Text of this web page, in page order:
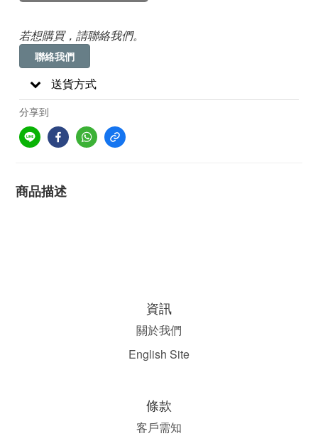
若想購買，請聯絡我們。
聯絡我們
送貨方式
分享到
商品描述
資訊
關於我們
English Site
條款
客戶需知